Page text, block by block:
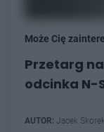
Może Cię
Przetarg
odcinka N-
AUTOR: Jacek Skorek